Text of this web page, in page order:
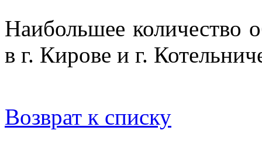
Наибольшее количество
в г. Кирове и г.
Возврат к списку